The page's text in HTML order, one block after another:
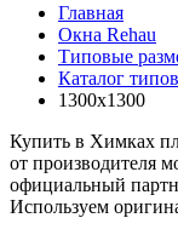
Главная
Окна Rehau
Типовые
Каталог
1300х1300
Купить в Химках
от
официальный
Используем